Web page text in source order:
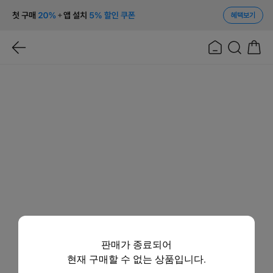
혜택보기
판매가 종료되어
현재 구매할 수 없는 상품입니다.